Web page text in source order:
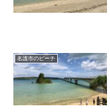
名護市のビーチ